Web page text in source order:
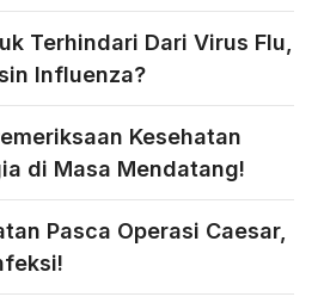
Terhindari Dari Virus Flu,
Influenza?
Kesehatan
di Masa Mendatang!
Pasca Operasi Caesar,